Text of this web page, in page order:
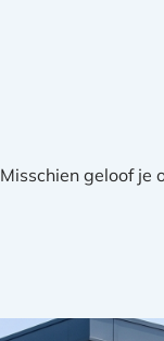
Misschien geloof je